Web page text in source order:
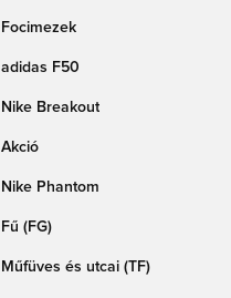
Focimezek
adidas F50
Nike Breakout
Akció
Nike Phantom
Fű (FG)
Műfüves és utcai (TF)